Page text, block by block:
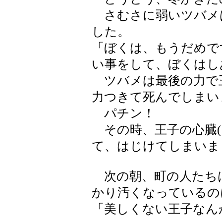
さむさに弱いツバメ
した。
「ぼくは、もうだめ
い事をして、ぼくは
ツバメは最後の力で
力つきて死んでしま
パチン！
その時、王子の心臓
て、はじけてしまい
次の朝、町の人たち
かり汚くなっている
「美しくない王子な